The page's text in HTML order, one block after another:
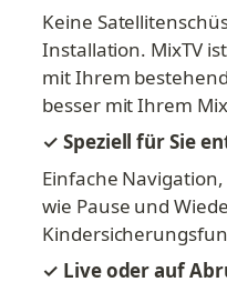
Keine
Installation. MixTV
mit Ihrem
besser mit Ihrem
✓ Speziell für Sie
Einfache
wie Pause und
✓ Live oder auf